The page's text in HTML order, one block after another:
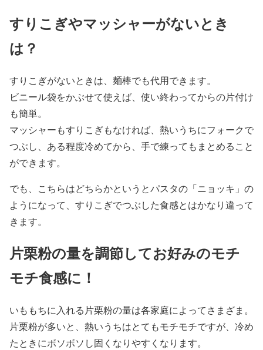
すりこぎやマッシャーがないとき
は？
すりこぎがないときは、麺棒でも代用できます。
ビニール袋をかぶせて使えば、使い終わってからの片付け
も簡単。
マッシャーもすりこぎもなければ、熱いうちにフォークで
つぶし、ある程度冷めてから、手で練ってもまとめること
ができます。
でも、こちらはどちらかというとパスタの「ニョッキ」の
ようになって、すりこぎでつぶした食感とはかなり違って
きます。
片栗粉の量を調節してお好みのモチ
モチ食感に！
いももちに入れる片栗粉の量は各家庭によってさまざま。
片栗粉が多いと、熱いうちはとてもモチモチですが、冷め
たときにボソボソし固くなりやすくなります。